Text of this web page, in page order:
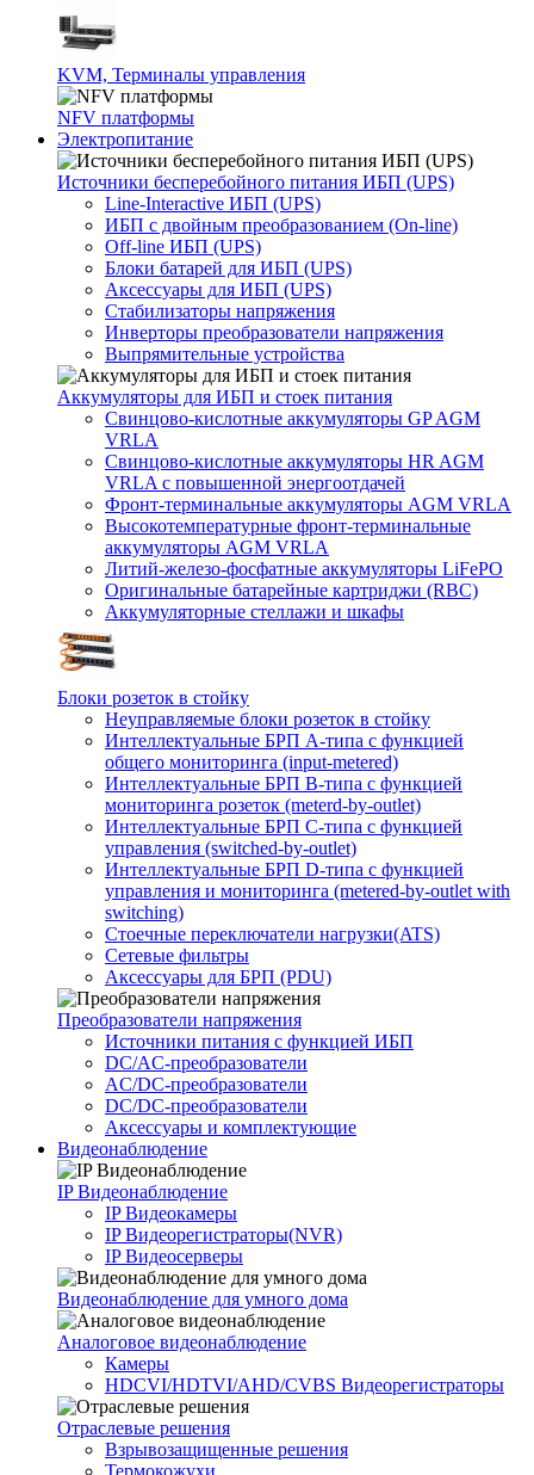
KVM, Терминалы управления
NFV платформы
Электропитание
Источники бесперебойного питания ИБП (UPS)
Line-Interactive ИБП (UPS)
ИБП с двойным преобразованием (On-line)
Off-line ИБП (UPS)
Блоки батарей для ИБП (UPS)
Аксессуары для ИБП (UPS)
Стабилизаторы напряжения
Инверторы преобразователи напряжения
Выпрямительные устройства
Аккумуляторы для ИБП и стоек питания
Свинцово-кислотные аккумуляторы GP AGM
VRLA
Свинцово-кислотные аккумуляторы HR AGM
VRLA с повышенной энергоотдачей
Фронт-терминальные аккумуляторы AGM VRLA
Высокотемпературные фронт-терминальные
аккумуляторы AGM VRLA
Литий-железо-фосфатные аккумуляторы LiFePO
Оригинальные батарейные картриджи (RBC)
Аккумуляторные стеллажи и шкафы
Блоки розеток в стойку
Неуправляемые блоки розеток в стойку
Интеллектуальные БРП А-типа с функцией
общего мониторинга (input-metered)
Интеллектуальные БРП B-типа с функцией
мониторинга розеток (meterd-by-outlet)
Интеллектуальные БРП C-типа с функцией
управления (switched-by-outlet)
Интеллектуальные БРП D-типа с функцией
управления и мониторинга (metered-by-outlet with
switching)
Стоечные переключатели нагрузки(ATS)
Сетевые фильтры
Аксессуары для БРП (PDU)
Преобразователи напряжения
Источники питания c функцией ИБП
DC/AC-преобразователи
AC/DC-преобразователи
DC/DC-преобразователи
Аксессуары и комплектующие
Видеонаблюдение
IP Видеонаблюдение
IP Видеокамеры
IP Видеорегистраторы(NVR)
IP Видеосерверы
Видеонаблюдение для умного дома
Аналоговое видеонаблюдение
Камеры
HDCVI/HDTVI/AHD/CVBS Видеорегистраторы
Отраслевые решения
Взрывозащищенные решения
Термокожухи